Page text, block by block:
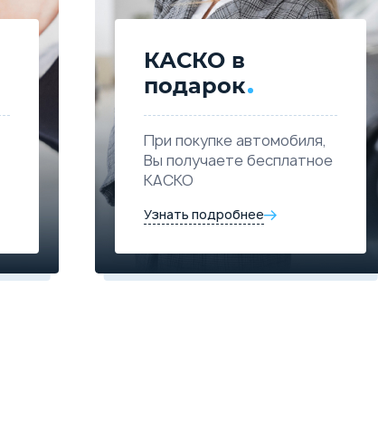
КАСКО в
подарок
При покупке автомобиля,
Вы получаете бесплатное
КАСКО
Узнать подробнее